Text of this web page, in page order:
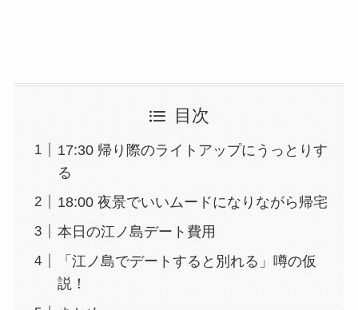
目次
17:30 帰り際のライトアップにうっとりす
る
18:00 夜景でいいムードになりながら帰宅
本日の江ノ島デート費用
「江ノ島でデートすると別れる」噂の仮
説！